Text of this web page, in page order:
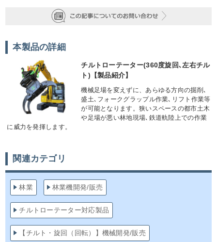
本製品の詳細
チルトローテーター(360度旋回､左右チル
ト)【製品紹介】
機械足場を変えずに、あらゆる方向の掘削､
盛土､フォークグラップル作業､リフト作業等
が可能となります。狭いスペースの都市土木
や足場が悪い林地現場､鉄道軌陸上での作業
に威力を発揮します。
関連カテゴリ
林業 林業機開発/販売
チルトローテーター対応製品
【チルト・旋回（回転）】機械開発/販売